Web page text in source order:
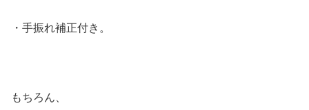
・手振れ補正付き。
もちろん、